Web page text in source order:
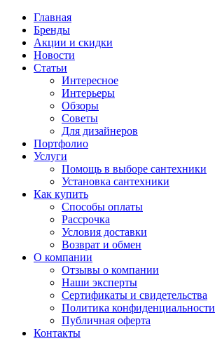
Главная
Бренды
Акции и скидки
Новости
Статьи
Интересное
Интерьеры
Обзоры
Советы
Для дизайнеров
Портфолио
Услуги
Помощь в выборе сантехники
Установка сантехники
Как купить
Способы оплаты
Рассрочка
Условия доставки
Возврат и обмен
О компании
Отзывы о компании
Наши эксперты
Сертификаты и свидетельства
Политика конфиденциальности
Публичная оферта
Контакты